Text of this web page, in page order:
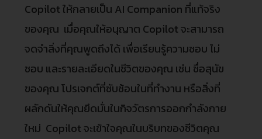
Copilot ให้กลายเป็น AI Companion ที่แท้จริง
ของคุณ เมื่อคุณให้อนุญาต Copilot จะสามารถ
จดจำสิ่งที่คุณพูดถึงได้ เพื่อเรียนรู้ความชอบ ไม่
ชอบ และรายละเอียดในชีวิตของคุณ เช่น ชื่อสุนัข
ของคุณ โปรเจกต์ที่ซับซ้อนในที่ทำงาน หรือสิ่งที่
ผลักดันให้คุณยึดมั่นในกิจวัตรการออกกำลังกาย
ใหม่ Copilot จะเข้าใจคุณในบริบทของชีวิตคุณ